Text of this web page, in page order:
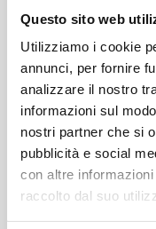
Questo sito web
Utilizziamo i cookie
annunci, per fornire
analizzare il nostro
informazioni sul
nostri partner che si
pubblicità e social
con altre
raccolto dal suo
Please select